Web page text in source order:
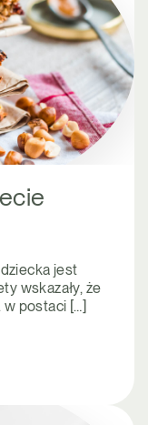
jest
wskazały, że
w postaci […]